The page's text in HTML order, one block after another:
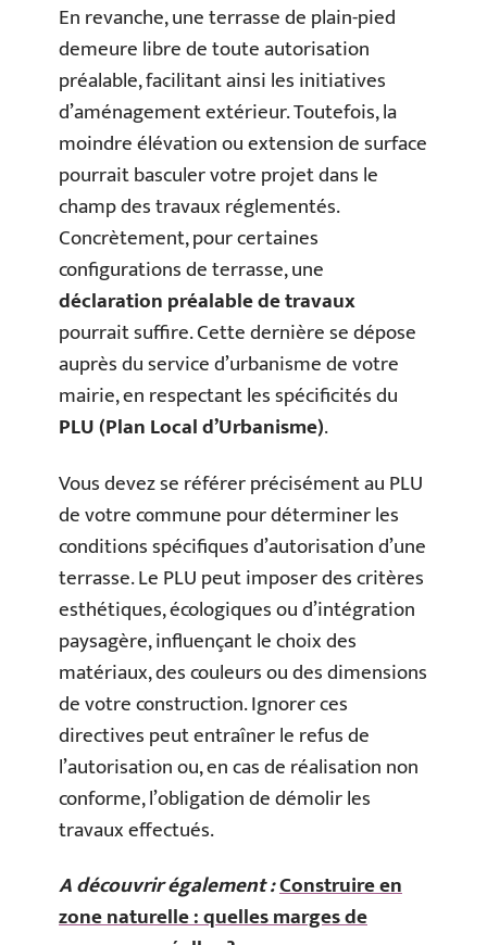
En revanche, une terrasse de plain-pied
demeure libre de toute autorisation
préalable, facilitant ainsi les initiatives
d’aménagement extérieur. Toutefois, la
moindre élévation ou extension de surface
pourrait basculer votre projet dans le
champ des travaux réglementés.
Concrètement, pour certaines
configurations de terrasse, une
déclaration préalable de travaux
pourrait suffire. Cette dernière se dépose
auprès du service d’urbanisme de votre
mairie, en respectant les spécificités du
PLU (Plan Local d’Urbanisme).
Vous devez se référer précisément au PLU
de votre commune pour déterminer les
conditions spécifiques d’autorisation d’une
terrasse. Le PLU peut imposer des critères
esthétiques, écologiques ou d’intégration
paysagère, influençant le choix des
matériaux, des couleurs ou des dimensions
de votre construction. Ignorer ces
directives peut entraîner le refus de
l’autorisation ou, en cas de réalisation non
conforme, l’obligation de démolir les
travaux effectués.
A découvrir également :Construire en
zone naturelle : quelles marges de